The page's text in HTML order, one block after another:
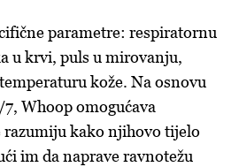
parametre: respiratornu
u krvi, puls u mirovanju,
kože. Na osnovu
Whoop omogućava
kako njihovo tijelo
im da naprave ravnotežu